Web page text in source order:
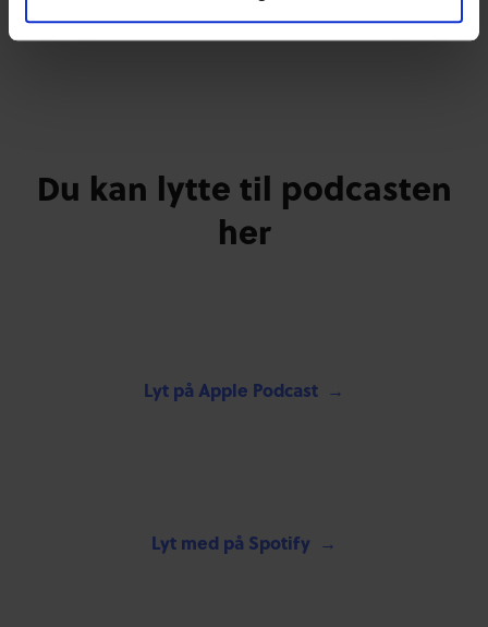
her på siden.
Du kan lytte til podcasten
her
Lyt på Apple Podcast
Lyt med på Spotify